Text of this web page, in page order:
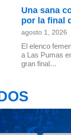
Una sana
por la final
agosto 1, 2026
El elenco
a Las Pumas
gran final…